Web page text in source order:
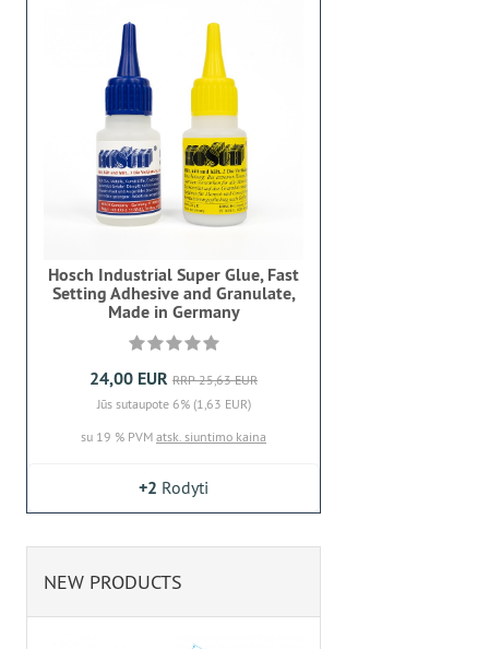
Hosch Industrial Super Glue, Fast
Setting Adhesive and Granulate,
Made in Germany
24,00 EUR RRP 25,63 EUR
Jūs sutaupote 6% (1,63 EUR)
su 19 % PVM atsk. siuntimo kaina
+2 Rodyti
NEW PRODUCTS